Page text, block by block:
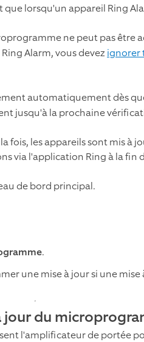
lorsqu'un appareil Ring
ne peut pas être
Alarm, vous devez ignorer
automatiquement dès
jusqu'à la prochaine
fois, les appareils sont mis à
via l'application Ring à la fin
de bord principal.
.
une mise à jour si une
jour du
l'amplificateur de portée